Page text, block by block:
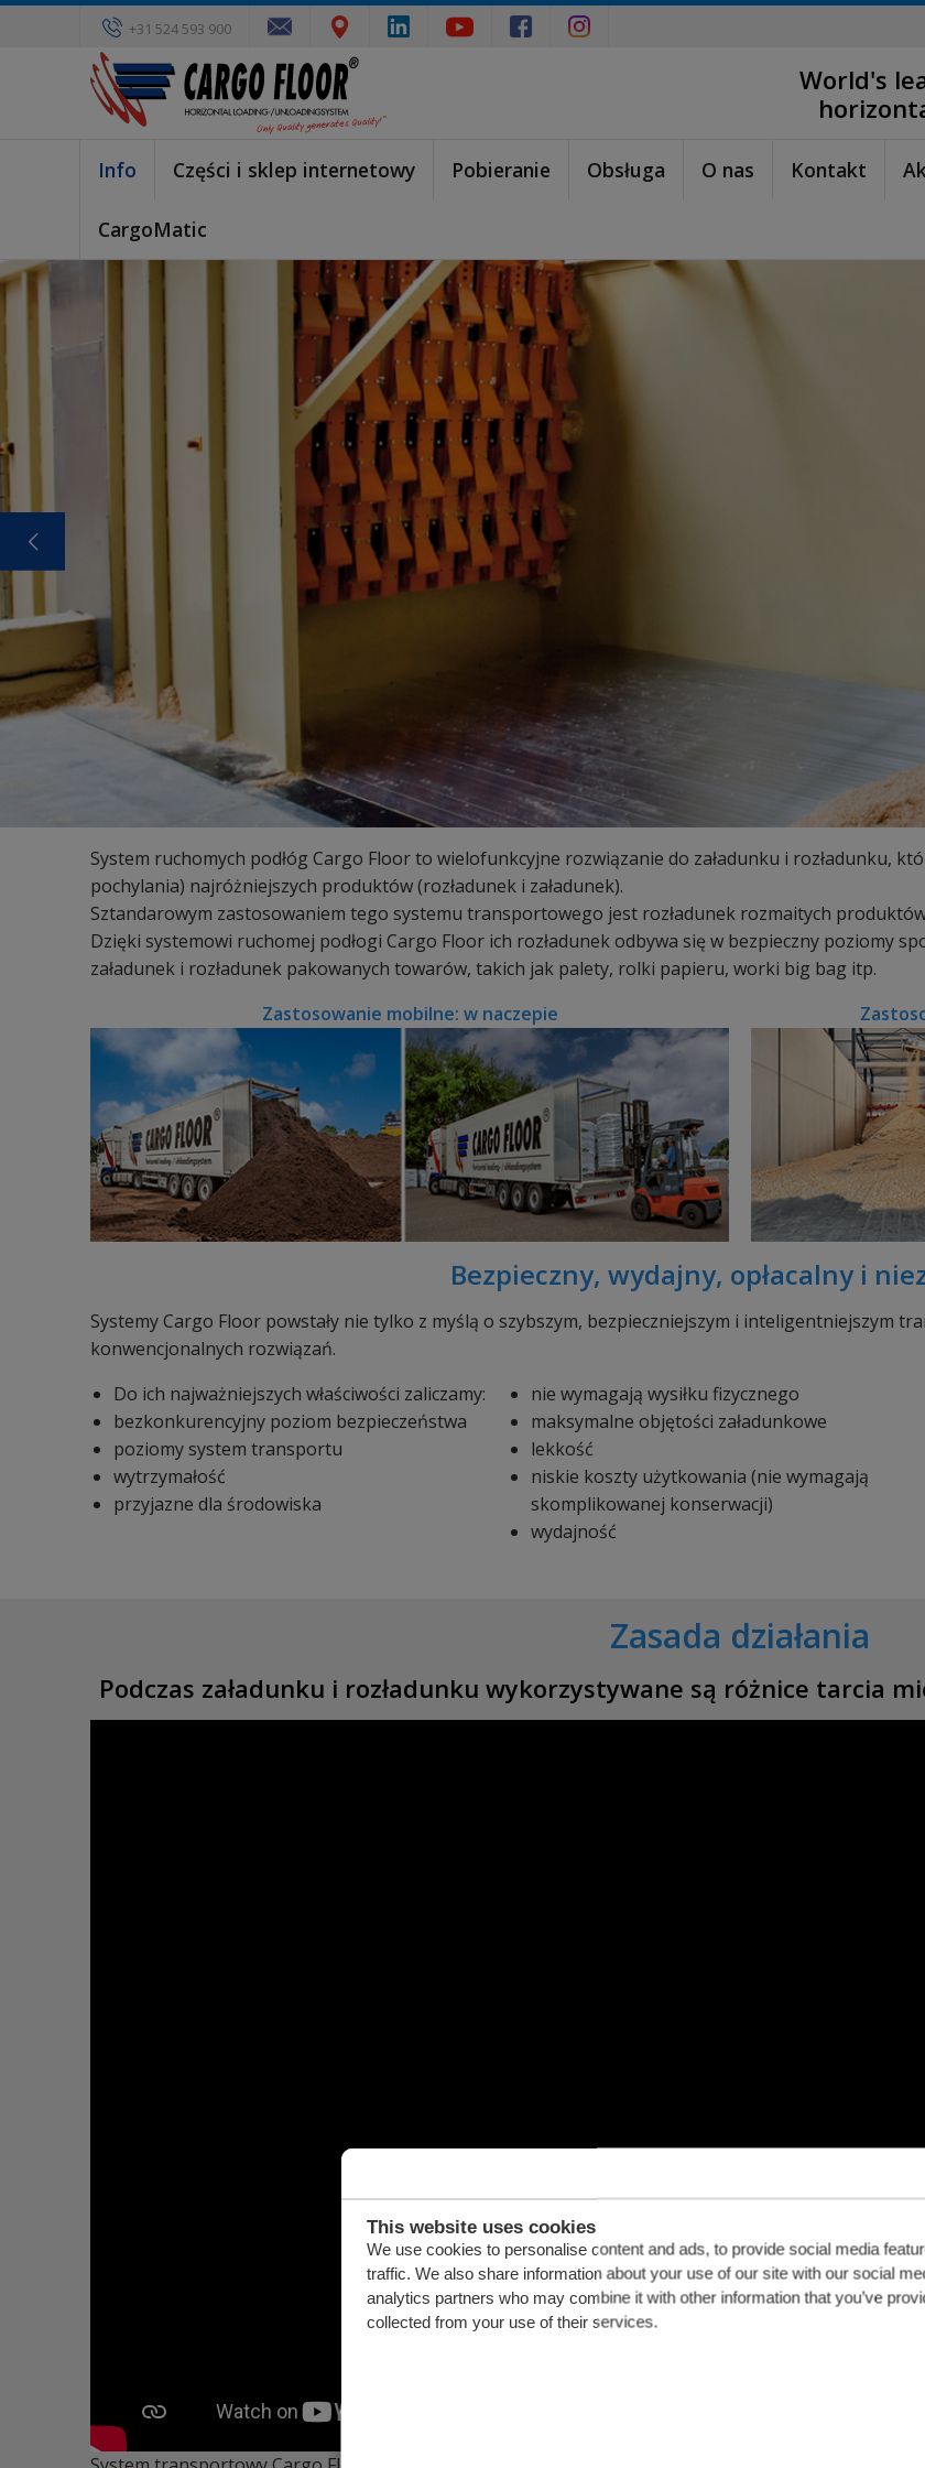
This website uses cookies
We use cookies to personalise content and ads, to provide social media
traffic. We also share information about your use of our site with our social
analytics partners who may combine it with other information that you’ve
collected from your use of their services.
+31 524 593 900
World's
Info Części i sklep internetowy Pobieranie Obsługa O nas Kontakt
CargoMatic
System ruchomych podłóg Cargo Floor to wielofunkcyjne rozwiązanie do załadunku i rozładunku,
pochylania) najróżniejszych produktów (rozładunek i załadunek).
Sztandarowym zastosowaniem tego systemu transportowego jest rozładunek rozmaitych
Dzięki systemowi ruchomej podłogi Cargo Floor ich rozładunek odbywa się w bezpieczny poziomy
załadunek i rozładunek pakowanych towarów, takich jak palety, rolki papieru, worki big bag itp.
Zastosowanie mobilne: w naczepie
Bezpieczny, wydajny, opłacalny i
Systemy Cargo Floor powstały nie tylko z myślą o szybszym, bezpieczniejszym i inteligentniejszym
konwencjonalnych rozwiązań.
Do ich najważniejszych właściwości zaliczamy:
bezkonkurencyjny poziom bezpieczeństwa
poziomy system transportu
wytrzymałość
przyjazne dla środowiska
nie wymagają wysiłku fizycznego
maksymalne objętości załadunkowe
lekkość
niskie koszty użytkowania (nie wymagają
skomplikowanej konserwacji)
wydajność
Zasada działania
Podczas załadunku i rozładunku wykorzystywane są różnice tarcia